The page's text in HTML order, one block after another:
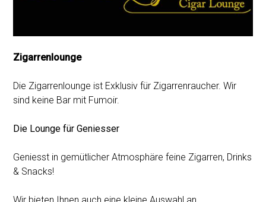
Zigarrenlounge
Die Zigarrenlounge ist Exklusiv für Zigarrenraucher. Wir
sind keine Bar mit Fumoir.
Die Lounge für Geniesser
Geniesst in gemütlicher Atmosphäre feine Zigarren, Drinks
& Snacks!